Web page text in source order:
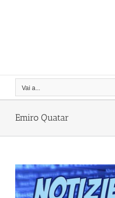
Vai a...
Emiro Quatar